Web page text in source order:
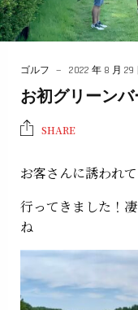
ゴルフ 2022 年 8 月 29
お初グリーン
SHARE
お客さんに誘われ
行ってきました！
ね